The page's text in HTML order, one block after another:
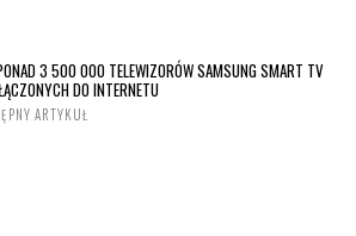
3 500 000 TELEWIZORÓW SAMSUNG SMART TV
DO INTERNETU
ARTYKUŁ